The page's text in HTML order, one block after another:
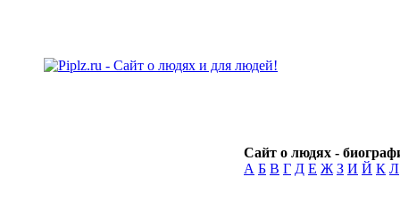
Сайт о людях -
А Б В Г Д Е Ж З И Й К Л